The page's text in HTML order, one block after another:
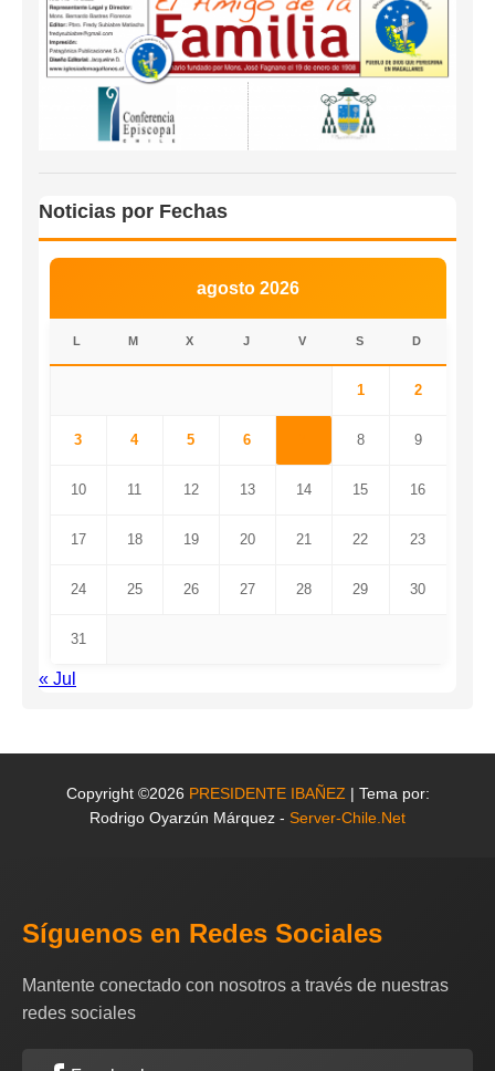
Noticias por Fechas
agosto 2026
L M X J V S D
1 2
3 4 5 6 8 9
10 11 12 13 14 15 16
17 18 19 20 21 22 23
24 25 26 27 28 29 30
31
« Jul
Copyright ©2026 PRESIDENTE IBAÑEZ | Tema por:
Rodrigo Oyarzún Márquez - Server-Chile.Net
Síguenos en Redes Sociales
Mantente conectado con nosotros a través de nuestras
redes sociales